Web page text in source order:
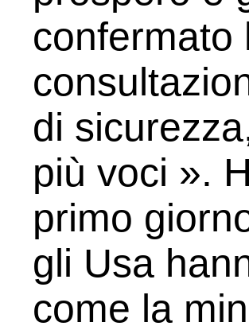
confermato
di
più voci ».
primo
gli Usa
come la